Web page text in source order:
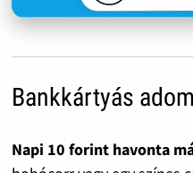
Bankkártyás
Napi 10 forint havonta